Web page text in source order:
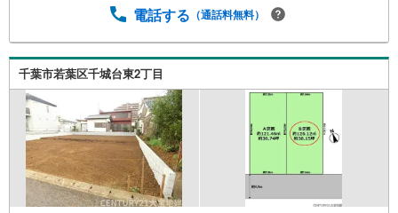
たします。・車でご自宅や最寄り駅等、ご指定の場所まで
個別FP相談会 無料物件のご紹介だけでなく住宅ローン・
資金のご相談、まずは家探しについて話を聞きたいという
方も大歓迎です！年間8000棟以上の限定物件を発表してい
るオープンハウスだから出会える物件が多数ございます。
ぜひお気軽にご連絡・ご相談ください！※限定物件:当社の
み、もしくは当社を含めた数社でのみご紹介可能なオープ
ンハウス・ディベロップメントの物件
電話する （通話料無料）
千葉市若葉区千城台東2丁目